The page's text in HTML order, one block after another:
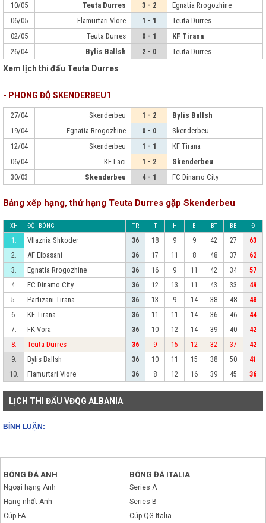
10/05
Teuta Durres 3 - 2
Egnatia Rrogozhine
06/05
Flamurtari Vlore 1 - 1
Teuta Durres
02/05
Teuta Durres 0 - 1
KF Tirana
26/04
Bylis Ballsh 2 - 0 Teuta Durres
Xem lịch thi đấu Teuta Durres
- PHONG ĐỘ SKENDERBEU1
27/04 Skenderbeu 1 - 2
Bylis Ballsh
19/04
Egnatia Rrogozhine 0 - 0
Skenderbeu
12/04
Skenderbeu 1 - 1
KF Tirana
06/04
KF Laci 1 - 2
Skenderbeu
30/03
Skenderbeu 4 - 1 FC Dinamo City
Bảng xếp hạng, thứ hạng Teuta Durres gặp Skenderbeu
XH ĐỘI BÓNG TR T H B BT BB Đ
1. Vllaznia Shkoder 36 18 9 9 42 27
63
2.
AF Elbasani 36 17 11 8 48 37
62
3.
Egnatia Rrogozhine 36 16 9 11 42 34
57
4.
FC Dinamo City 36 12 13 11 43 33
49
5.
Partizani Tirana 36 13 9 14 38 48
48
6.
KF Tirana 36 11 11 14 36 46
44
7.
FK Vora 36 10 12 14 39 40
42
8.
Teuta Durres 36 9 15 12 32 37
42
9.
Bylis Ballsh 36 10 11 15 38 50
41
10.
Flamurtari Vlore 36 8 12 16 39 45 36
LỊCH THI ĐẤU VĐQG ALBANIA
BÌNH LUẬN:
BÓNG ĐÁ ANH
Ngoại hạng Anh
Hạng nhất Anh
Cúp FA
BÓNG ĐÁ ITALIA
Series A
Series B
Cúp QG Italia